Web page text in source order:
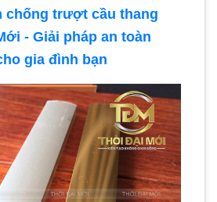
chống trượt cầu thang
- Giải pháp an toàn
gia đình bạn